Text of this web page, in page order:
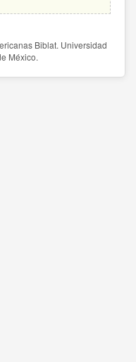
Biblat. Universidad
México.